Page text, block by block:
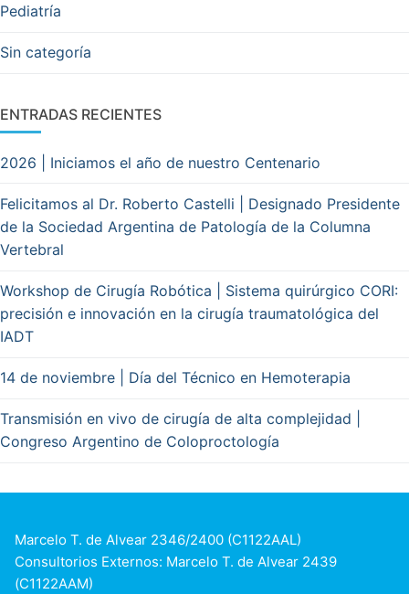
Pediatría
Sin categoría
ENTRADAS RECIENTES
2026 | Iniciamos el año de nuestro Centenario
Felicitamos al Dr. Roberto Castelli | Designado Presidente
de la Sociedad Argentina de Patología de la Columna
Vertebral
Workshop de Cirugía Robótica | Sistema quirúrgico CORI:
precisión e innovación en la cirugía traumatológica del
IADT
14 de noviembre | Día del Técnico en Hemoterapia
Transmisión en vivo de cirugía de alta complejidad |
Congreso Argentino de Coloproctología
Marcelo T. de Alvear 2346/2400 (C1122AAL)
Consultorios Externos: Marcelo T. de Alvear 2439
(C1122AAM)